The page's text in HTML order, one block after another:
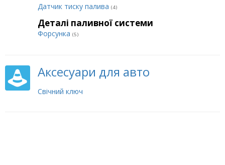
Датчик тиску палива (4)
Деталі паливної системи
Форсунка (5)
Аксесуари для авто
Свічний ключ